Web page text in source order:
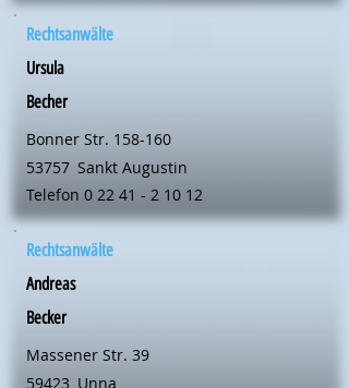
Rechtsanwälte
Ursula
Becher
Bonner Str. 158-160
53757 Sankt Augustin
Telefon 0 22 41 - 2 10 12
Rechtsanwälte
Andreas
Becker
Massener Str. 39
59423 Unna